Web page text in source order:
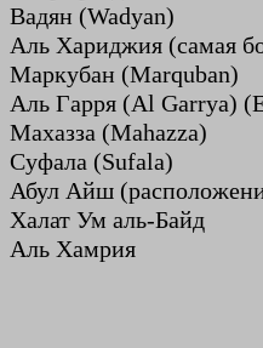
Вадян (Wadyan)
Аль Хариджия (самая
Маркубан (Marquban)
Аль Гарря (Al Garrya)
Махазза (Mahazza)
Суфала (Sufala)
Абул Айш
Халат Ум аль-Байд
Аль Хамрия